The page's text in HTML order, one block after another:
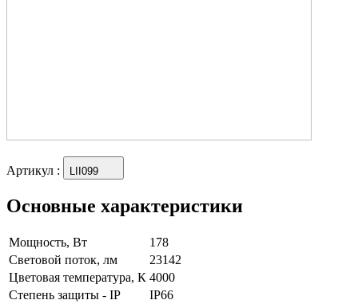
Артикул : LII099
Основные характеристики
Мощность, Вт
178
Световой поток, лм
23142
Цветовая температура, К 4000
Степень защиты - IP
IP66